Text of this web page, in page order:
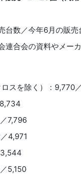
台数／今年6月の販売
連合会の資料やメー
スを除く）：9,770
7,796
4,971
5,150